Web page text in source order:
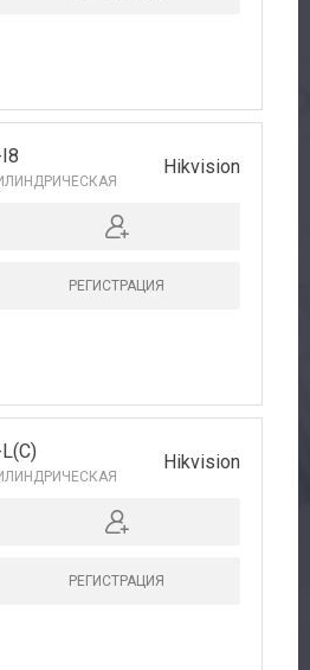
Hikvision
РЕГИСТРАЦИЯ
Hikvision
РЕГИСТРАЦИЯ